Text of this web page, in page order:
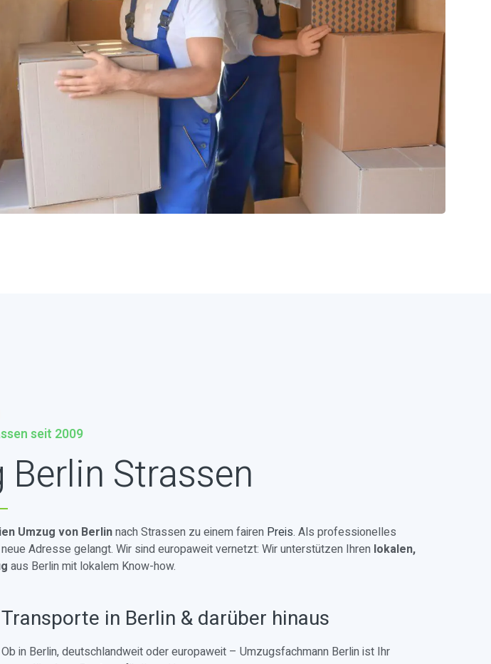
seit 2009
Strassen
Umzug von Berlinnach Strassen zu einem fairen Preis. Als professionelles
Adresse gelangt. Wir sind europaweit vernetzt: Wir unterstützen Ihren lokalen,
aus Berlin mit lokalem Know-how.
Transporte in Berlin & darüber hinaus
Ob in Berlin, deutschlandweit oder europaweit – Umzugsfachmann Berlin ist Ihr